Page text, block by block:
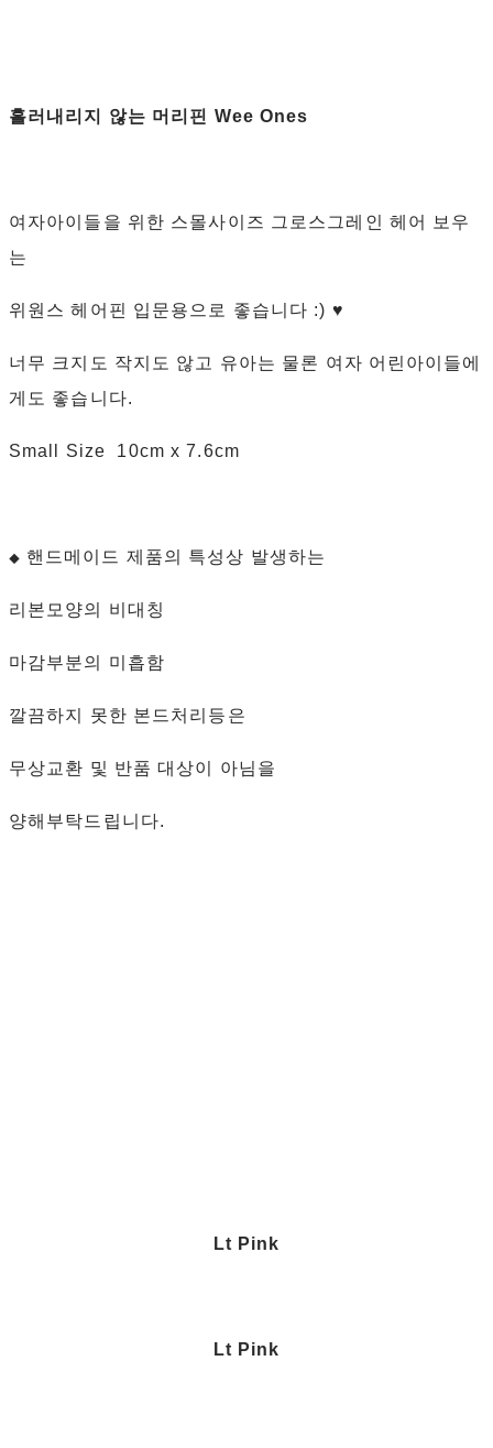
흘러내리지 않는 머리핀 Wee Ones
여자아이들을 위한 스몰사이즈 그로스그레인 헤어 보우
는
위원스 헤어핀 입문용으로 좋습니다 :) ♥
너무 크지도 작지도 않고 유아는 물론 여자 어린아이들에
게도 좋습니다.
Small Size 10cm x 7.6cm
◆ 핸드메이드 제품의 특성상 발생하는
리본모양의 비대칭
마감부분의 미흡함
깔끔하지 못한 본드처리등은
무상교환 및 반품 대상이 아님을
양해부탁드립니다.
Lt Pink
Lt Pink